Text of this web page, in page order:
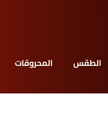
الطقس المحروقات